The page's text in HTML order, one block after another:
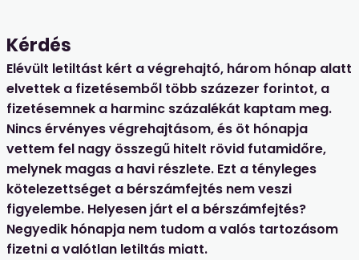
Kérdés
Elévült letiltást kért a végrehajtó, három hónap alatt
elvettek a fizetésemből több százezer forintot, a
fizetésemnek a harminc százalékát kaptam meg.
Nincs érvényes végrehajtásom, és öt hónapja
vettem fel nagy összegű hitelt rövid futamidőre,
melynek magas a havi részlete. Ezt a tényleges
kötelezettséget a bérszámfejtés nem veszi
figyelembe. Helyesen járt el a bérszámfejtés?
Negyedik hónapja nem tudom a valós tartozásom
fizetni a valótlan letiltás miatt.